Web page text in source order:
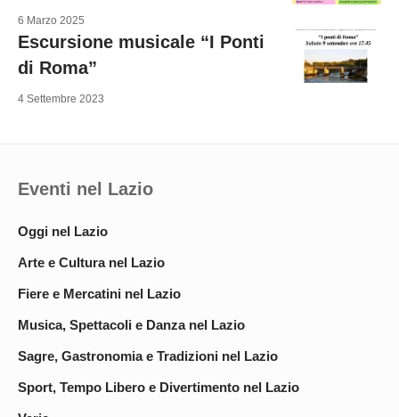
6 Marzo 2025
Escursione musicale “I Ponti
di Roma”
4 Settembre 2023
Eventi nel Lazio
Oggi nel Lazio
Arte e Cultura nel Lazio
Fiere e Mercatini nel Lazio
Musica, Spettacoli e Danza nel Lazio
Sagre, Gastronomia e Tradizioni nel Lazio
Sport, Tempo Libero e Divertimento nel Lazio